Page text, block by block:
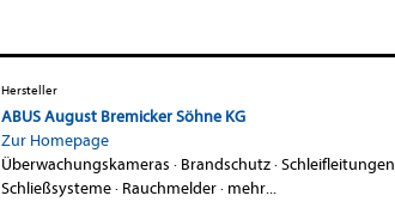
Hersteller
ABUS August Bremicker Söhne KG
Zur Homepage
Überwachungskameras · Brandschutz·Schleifleitungen
Schließsysteme· Rauchmelder· mehr...